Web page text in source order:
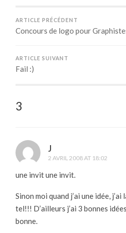
ARTICLE PRÉCÉDENT
Concours de logo pour
ARTICLE SUIVANT
Fail :)
3
J
2 AVRIL 2008 AT 18:02
une invit une invit.
Sinon moi quand j’ai une idée,
tel!!! D’ailleurs j’ai 3 bonnes
bonne.